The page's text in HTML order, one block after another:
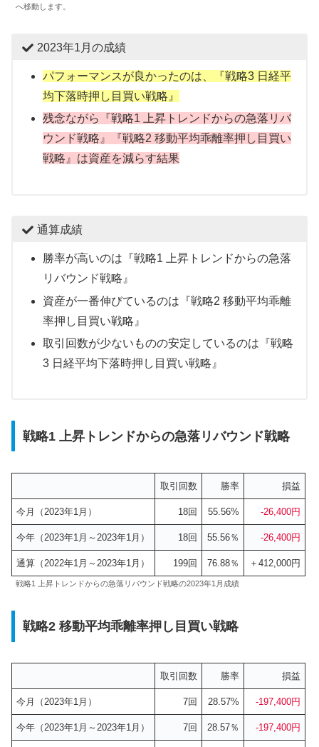
へ移動します。
2023年1月の成績
パフォーマンスが良かったのは、『戦略3 日経平
均下落時押し目買い戦略 』
残念ながら『戦略1 上昇トレンドからの急落リバ
ウンド戦略』『戦略2 移動平均乖離率押し目買い
戦略』は資産を減らす結果
通算成績
勝率が高いのは『戦略1 上昇トレンドからの急落
リバウンド戦略』
資産が一番伸びているのは『戦略2 移動平均乖離
率押し目買い戦略』
取引回数が少ないものの安定しているのは『戦略
3 日経平均下落時押し目買い戦略』
戦略1 上昇トレンドからの急落リバウンド戦略
取引回数 勝率 損益
今月（2023年1月） 18回 55.56% -26,400円
今年（2023年1月～2023年1月） 18回 55.56％ -26,400円
通算（2022年1月～2023年1月） 199回 76.88％ ＋412,000円
戦略1 上昇トレンドからの急落リバウンド戦略の2023年1月成績
戦略2 移動平均乖離率押し目買い戦略
取引回数 勝率 損益
今月（2023年1月） 7回 28.57% -197,400円
今年（2023年1月～2023年1月） 7回 28.57％ -197,400円